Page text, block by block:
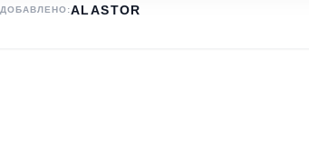
ДОБАВЛЕНО:ALASTOR